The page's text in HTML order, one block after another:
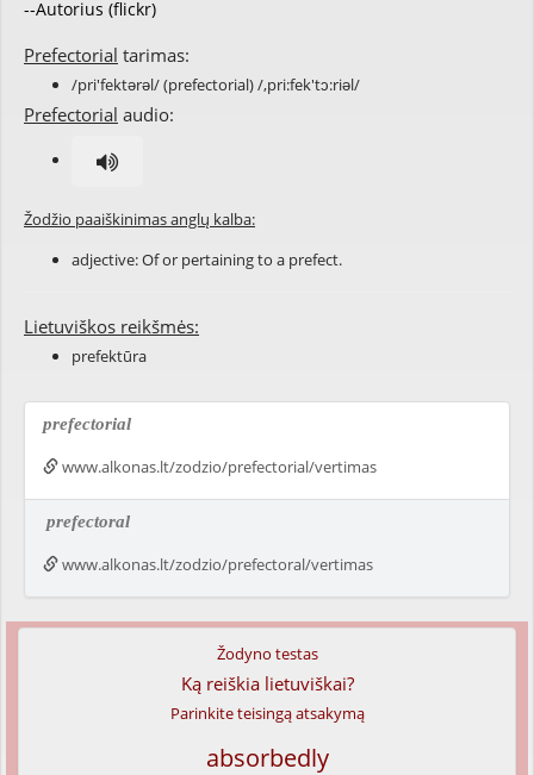
--Autorius (flickr)
Prefectorial tarimas:
/pri'fektərəl/ (prefectorial) /,pri:fek'tɔ:riəl/
Prefectorial audio:
Žodžio paaiškinimas anglų kalba:
adjective: Of or pertaining to a prefect.
Lietuviškos reikšmės:
prefektūra
prefectorial
www.alkonas.lt/zodzio/prefectorial/vertimas
prefectoral
www.alkonas.lt/zodzio/prefectoral/vertimas
Žodyno testas
Ką reiškia lietuviškai?
Parinkite teisingą atsakymą
absorbedly